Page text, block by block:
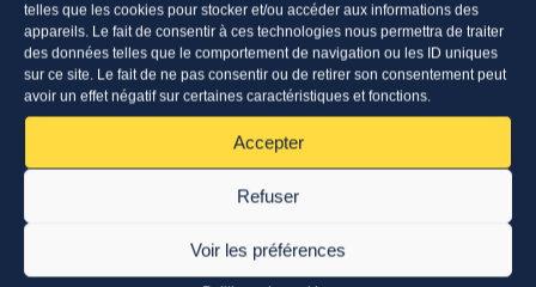
telles que les cookies pour stocker et/ou accéder aux informations des
appareils. Le fait de consentir à ces technologies nous permettra de traiter
des données telles que le comportement de navigation ou les ID uniques
sur ce site. Le fait de ne pas consentir ou de retirer son consentement peut
avoir un effet négatif sur certaines caractéristiques et fonctions.
Accepter
Refuser
Voir les préférences